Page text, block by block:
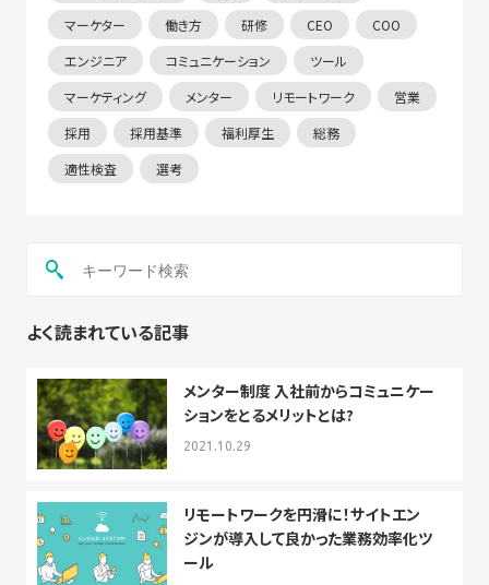
マーケター
働き方 研修 CEO
COO
エンジニア
コミュニケーション
ツール
マーケティング
メンター リモートワーク
営業
採用
採用基準 福利厚生
総務
適性検査
選考
よく読まれている記事
メンター制度 入社前からコミュニケー
ションをとるメリットとは?
2021.10.29
リモートワークを円滑に！サイトエン
ジンが導入して良かった業務効率化ツ
ール